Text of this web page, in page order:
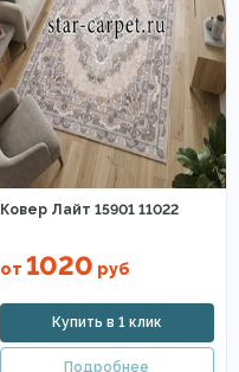
Ковер Лайт 15901 11022
от 1020 руб